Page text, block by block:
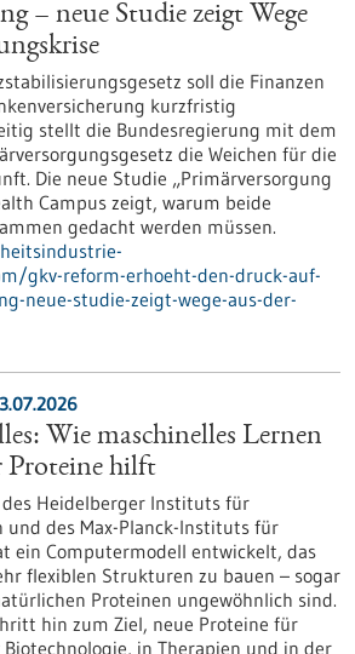
– neue Studie zeigt Wege
soll die Finanzen
kurzfristig
stellt die Bundesregierung mit dem
die Weichen für die
Die neue Studie „Primärversorgung
Campus zeigt, warum beide
gedacht werden müssen.
gkv-reform-erhoeht-den-druck-auf-
neue-studie-zeigt-wege-aus-der-
Wie maschinelles Lernen
Proteine hilft
Heidelberger Instituts für
und des Max-Planck-Instituts für
ein Computermodell entwickelt, das
flexiblen Strukturen zu bauen – sogar
Proteinen ungewöhnlich sind.
hin zum Ziel, neue Proteine für
in Therapien und in der